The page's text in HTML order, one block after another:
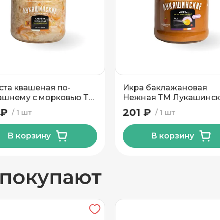
квашеная по-
с морковью ТМ
670 гр
1 шт
В корзину
Икра баклажановая
Нежная ТМ
460 гр
1 шт
201 ₽
В корзину